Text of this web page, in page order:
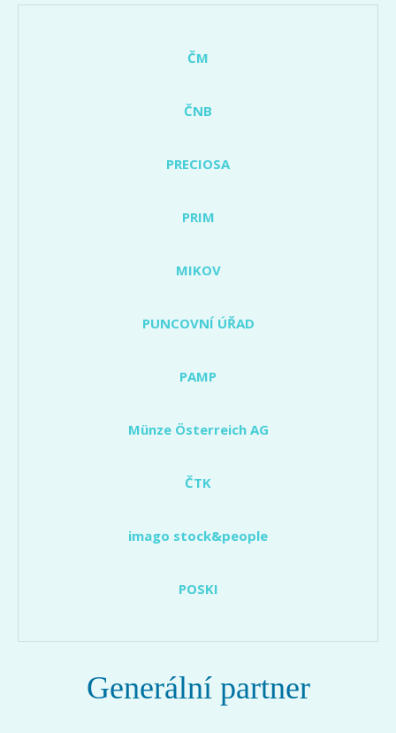
ČM
ČNB
PRECIOSA
PRIM
MIKOV
PUNCOVNÍ ÚŘAD
PAMP
Münze Österreich AG
ČTK
imago stock&people
POSKI
Generální partner